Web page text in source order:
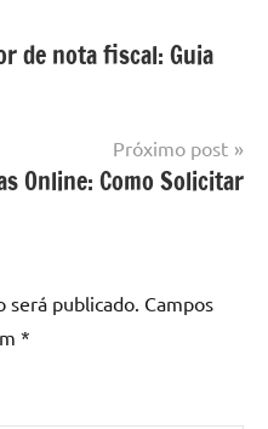
de nota fiscal: Guia
Próximo post
Online: Como Solicitar
será publicado. Campos
*